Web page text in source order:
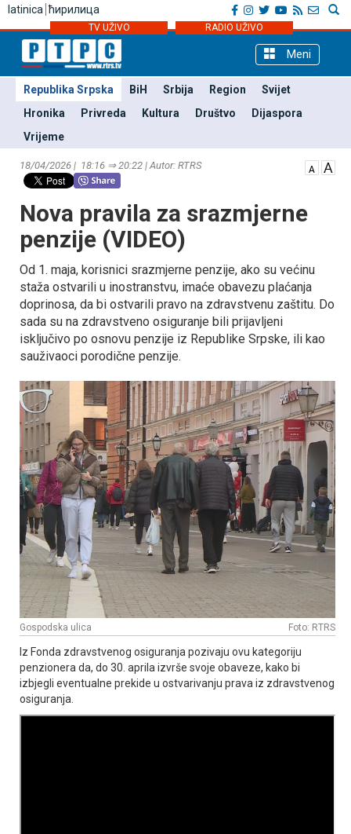
latinica ћирилица
TV UŽIVO RADIO UŽIVO
Meni
Republika Srpska BiH Srbija Region
Svijet
Hronika
Privreda Kultura Društvo
Dijaspora
Vrijeme
18/04/2026 | 18:16 ⇒ 20:22 | Autor: RTRS
Nova pravila za srazmjerne
penzije (VIDEO)
Od 1. maja, korisnici srazmjerne penzije, ako su većinu
staža ostvarili u inostranstvu, imaće obavezu plaćanja
doprinosa, da bi ostvarili pravo na zdravstvenu zaštitu. Do
sada su na zdravstveno osiguranje bili prijavljeni
isključivo po osnovu penzije iz Republike Srpske, ili kao
sauživaoci porodične penzije.
Gospodska ulica Foto: RTRS
Iz Fonda zdravstvenog osiguranja pozivaju ovu kategoriju
penzionera da, do 30. aprila izvrše svoje obaveze, kako bi
izbjegli eventualne prekide u ostvarivanju prava iz zdravstvenog
osiguranja.